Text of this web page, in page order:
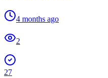
4 months ago
2
27